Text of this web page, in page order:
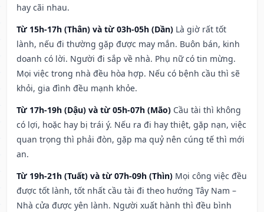
hay cãi nhau.
Từ 15h-17h (Thân) và từ 03h-05h (Dần) Là giờ rất tốt
lành, nếu đi thường gặp được may mắn. Buôn bán, kinh
doanh có lời. Người đi sắp về nhà. Phụ nữ có tin mừng.
Mọi việc trong nhà đều hòa hợp. Nếu có bệnh cầu thì sẽ
khỏi, gia đình đều mạnh khỏe.
Từ 17h-19h (Dậu) và từ 05h-07h (Mão) Cầu tài thì không
có lợi, hoặc hay bị trái ý. Nếu ra đi hay thiệt, gặp nạn, việc
quan trọng thì phải đòn, gặp ma quỷ nên cúng tế thì mới
an.
Từ 19h-21h (Tuất) và từ 07h-09h (Thìn) Mọi công việc đều
được tốt lành, tốt nhất cầu tài đi theo hướng Tây Nam –
Nhà cửa được yên lành. Người xuất hành thì đều bình